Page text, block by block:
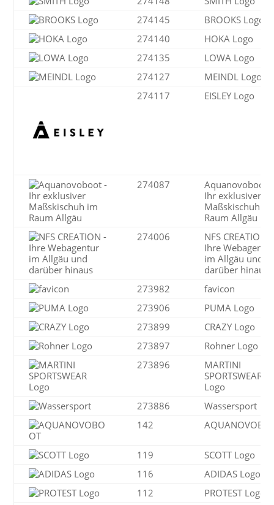
274145
BROOKS Logo
274140
HOKA Logo
274135
LOWA Logo
274127
MEINDL Logo
274117
EISLEY Logo
274087
Aquanovoboot -
Ihr exklusiver
Maßskischuh im
Raum Allgäu
274006
NFS CREATION -
Ihre
im Allgäu und
darüber hinaus
273982
favicon
273906
PUMA Logo
273899
CRAZY Logo
273897
Rohner Logo
273896
MARTINI
SPORTSWEAR
Logo
273886
Wassersport
142
119
SCOTT Logo
116
ADIDAS Logo
112
PROTEST Logo